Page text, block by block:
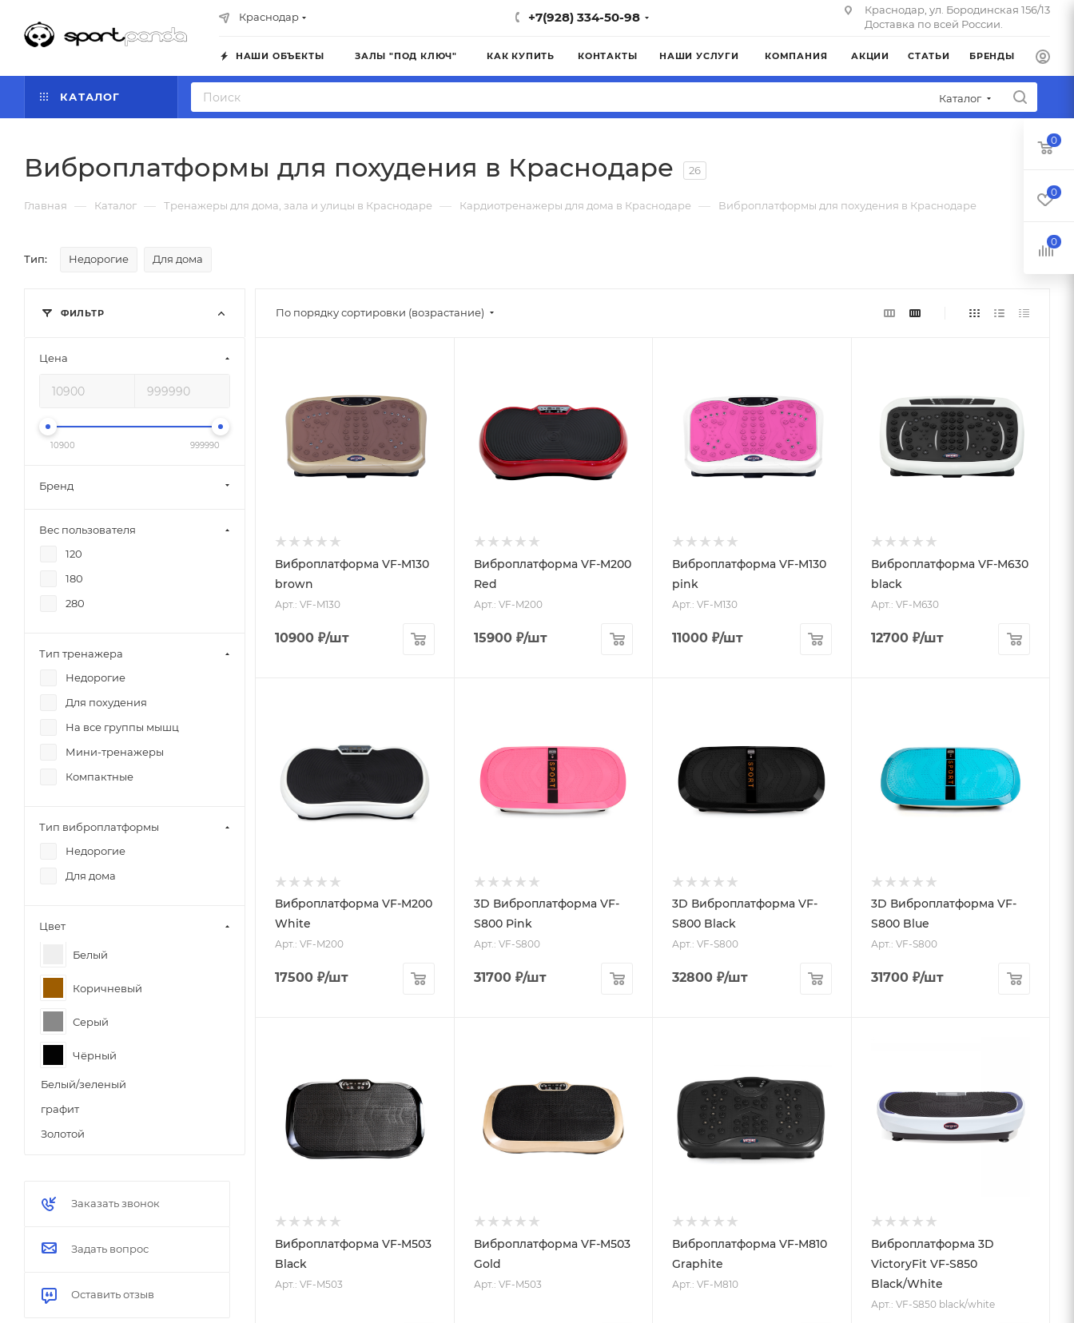
Краснодар +7(928) 334-50-98
Краснодар, ул. Бородинская 156/13
Доставка по всей России.
НАШИ ОБЪЕКТЫ ЗАЛЫ "ПОД КЛЮЧ" КАК КУПИТЬ КОНТАКТЫ НАШИ УСЛУГИ КОМПАНИЯ АКЦИИ СТАТЬИ БРЕНДЫ
КАТАЛОГ Каталог
Виброплатформы для похудения в Краснодаре 26
Главная — Каталог — Тренажеры для дома, зала и улицы в Краснодаре — Кардиотренажеры для дома в Краснодаре — Виброплатформы для похудения в Краснодаре
Тип: Недорогие Для дома
По порядку сортировки (возрастание)
Виброплатформа VF-M130
brown
Арт.: VF-M130
10900 ₽/шт
Виброплатформа VF-M200
Red
Арт.: VF-M200
15900₽/шт
Виброплатформа VF-M130
pink
Арт.: VF-M130
11000 ₽/шт
Виброплатформа VF-M630
black
Арт.: VF-M630
12700₽/шт
Виброплатформа VF-M200
White
Арт.: VF-M200
17500 ₽/шт
3D Виброплатформа VF-
S800 Pink
Арт.: VF-S800
31700₽/шт
3D Виброплатформа VF-
S800 Black
Арт.: VF-S800
32800 ₽/шт
3D Виброплатформа VF-
S800 Blue
Арт.: VF-S800
31700₽/шт
Виброплатформа VF-M503
Black
Арт.: VF-M503
Виброплатформа VF-M503
Gold
Арт.: VF-M503
Виброплатформа VF-M810
Graphite
Арт.: VF-M810
Виброплатформа 3D
VictoryFit VF-S850
Black/White
Арт.: VF-S850 black/white
ФИЛЬТР
Цена
10900 999990
Бренд
Вес пользователя
120
180
280
Тип тренажера
Недорогие
Для похудения
На все группы мышц
Мини-тренажеры
Компактные
Тип виброплатформы
Недорогие
Для дома
Цвет
Белый
Коричневый
Серый
Чёрный
Белый/зеленый
графит
Золотой
Черный/Белый
Заказать звонок
Задать вопрос
Оставить отзыв
0
0
0